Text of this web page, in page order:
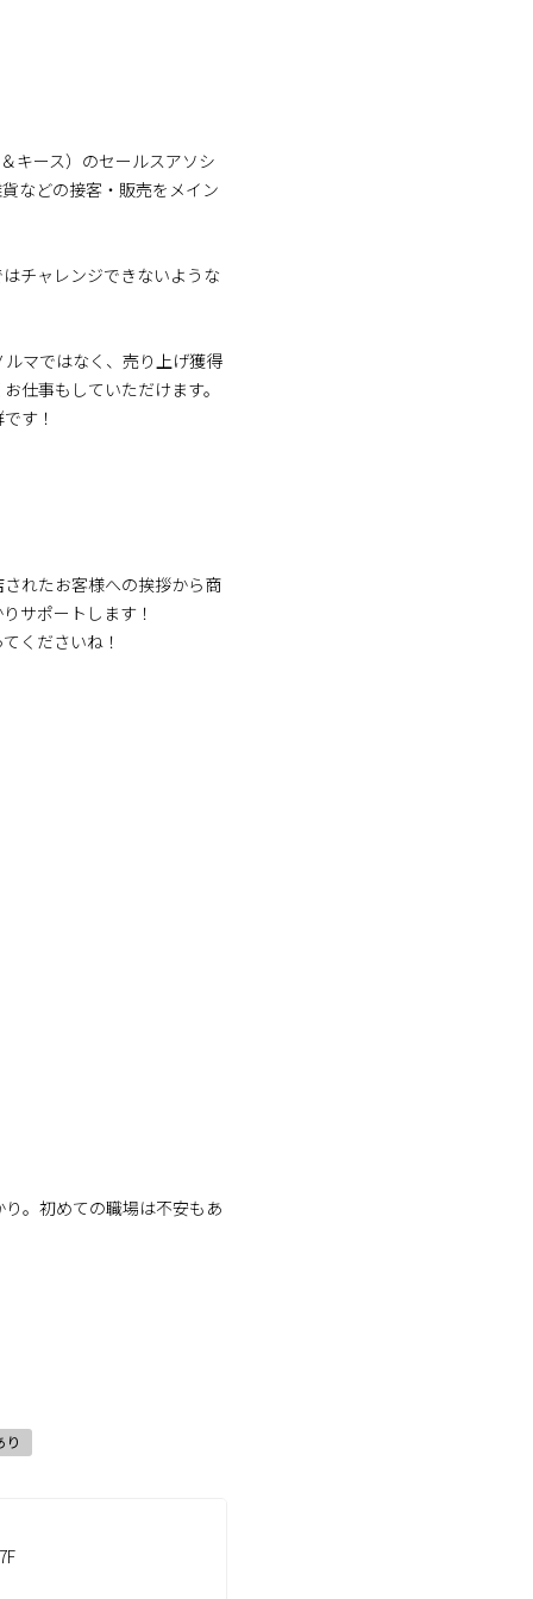
キース）のセールスアソシ
などの接客・販売をメイン
チャレンジできないような
マではなく、売り上げ獲得
仕事もしていただけます。
す！
れたお客様への挨拶から商
サポートします！
くださいね！
。初めての職場は不安もあ
り